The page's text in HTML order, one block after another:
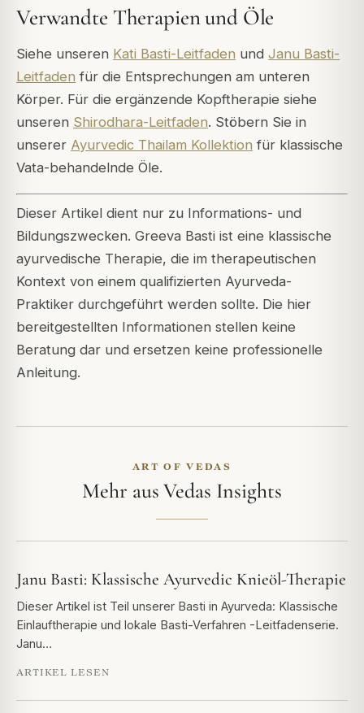
Verwandte Therapien und Öle
Siehe unseren Kati Basti-Leitfaden und Janu Basti-
Leitfaden für die Entsprechungen am unteren
Körper. Für die ergänzende Kopftherapie siehe
unseren Shirodhara-Leitfaden. Stöbern Sie in
unserer Ayurvedic Thailam Kollektion für klassische
Vata-behandelnde Öle.
Dieser Artikel dient nur zu Informations- und
Bildungszwecken. Greeva Basti ist eine klassische
ayurvedische Therapie, die im therapeutischen
Kontext von einem qualifizierten Ayurveda-
Praktiker durchgeführt werden sollte. Die hier
bereitgestellten Informationen stellen keine
Beratung dar und ersetzen keine professionelle
Anleitung.
ART OF VEDAS
Mehr aus Vedas Insights
Janu Basti: Klassische Ayurvedic Knieöl-Therapie
Dieser Artikel ist Teil unserer Basti in Ayurveda: Klassische
Einlauftherapie und lokale Basti-Verfahren -Leitfadenserie.
Janu…
ARTIKEL LESEN